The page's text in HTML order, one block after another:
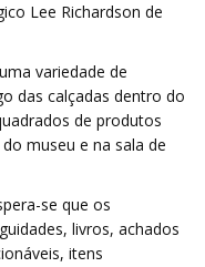
Lee Richardson de
variedade de
das calçadas dentro do
de produtos
museu e na sala de
se que os
livros, achados
itens